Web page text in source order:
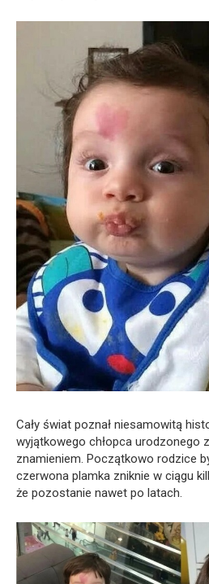
Cały świat poznał niesamowitą
wyjątkowego chłopca urodzonego
znamieniem. Początkowo rodzice
czerwona plamka zniknie w ciągu
że pozostanie nawet po latach.